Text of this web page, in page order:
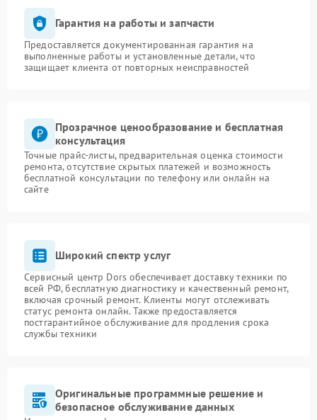
Гарантия на работы и запчасти
Предоставляется документированная гарантия на
выполненные работы и установленные детали, что
защищает клиента от повторных неисправностей
Прозрачное ценообразование и бесплатная
консультация
Точные прайс-листы, предварительная оценка стоимости
ремонта, отсутствие скрытых платежей и возможность
бесплатной консультации по телефону или онлайн на
сайте
Широкий спектр услуг
Сервисный центр Dors обеспечивает доставку техники по
всей РФ, бесплатную диагностику и качественный ремонт,
включая срочный ремонт. Клиенты могут отслеживать
статус ремонта онлайн. Также предоставляется
постгарантийное обслуживание для продления срока
службы техники
Оригинальные программные решение и
безопасное обслуживание данных